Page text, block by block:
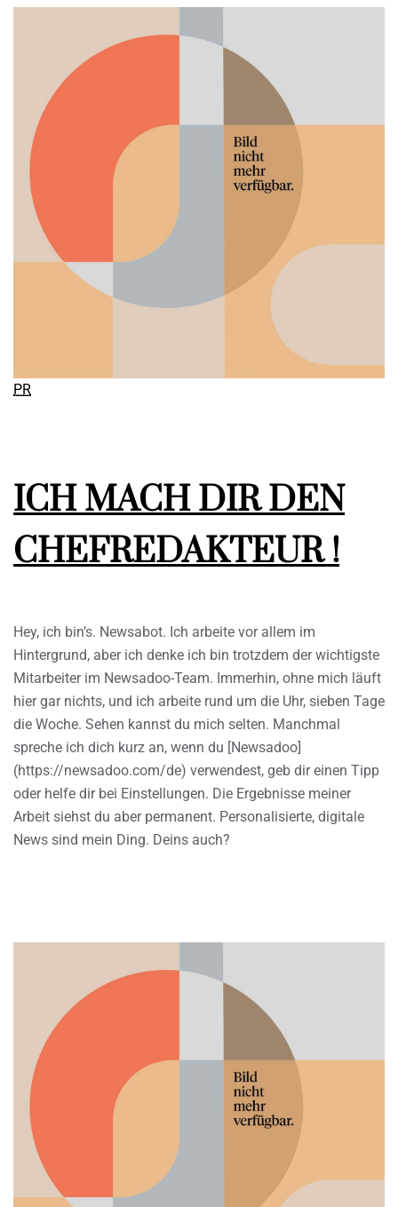
PR
ICH MACH DIR DEN
CHEFREDAKTEUR !
Hey, ich bin’s. Newsabot. Ich arbeite vor allem im
Hintergrund, aber ich denke ich bin trotzdem der wichtigste
Mitarbeiter im Newsadoo-Team. Immerhin, ohne mich läuft
hier gar nichts, und ich arbeite rund um die Uhr, sieben Tage
die Woche. Sehen kannst du mich selten. Manchmal
spreche ich dich kurz an, wenn du [Newsadoo]
(https://newsadoo.com/de) verwendest, geb dir einen Tipp
oder helfe dir bei Einstellungen. Die Ergebnisse meiner
Arbeit siehst du aber permanent. Personalisierte, digitale
News sind mein Ding. Deins auch?